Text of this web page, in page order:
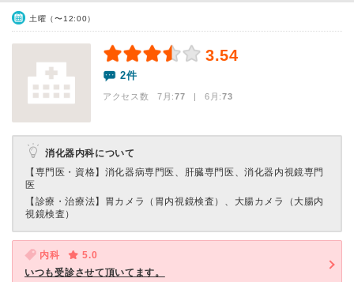
土曜（〜12:00）
3.54
2件
アクセス数 7月:77 | 6月:73
消化器内科について
【専門医・資格】 消化器病専門医、肝臓専門医、消化器内視鏡専門
医
【診療・治療法】 胃カメラ（胃内視鏡検査）、大腸カメラ（大腸内
視鏡検査）
内科
5.0
いつも受診させて頂いてます。